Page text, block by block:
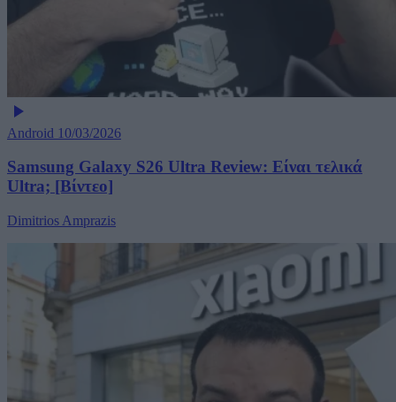
Android 10/03/2026
Samsung Galaxy S26 Ultra Review: Είναι τελικά
Ultra; [Βίντεο]
Dimitrios Amprazis